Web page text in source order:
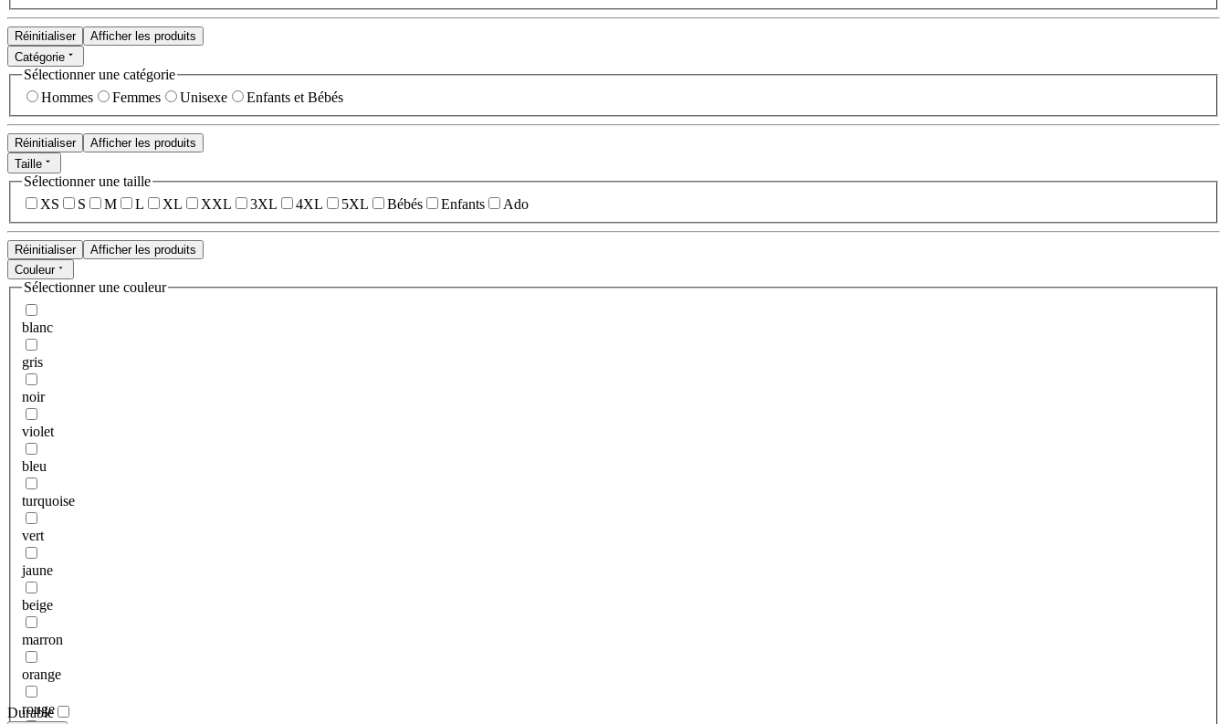
Réinitialiser
Afficher les produits
Catégorie
Sélectionner une catégorie
Hommes
Femmes Unisexe Enfants et Bébés
Réinitialiser
Afficher les produits
Taille
Sélectionner une taille
XS
S M L XL XXL 3XL 4XL 5XL Bébés Enfants Ado
Réinitialiser
Afficher les produits
Couleur
Sélectionner une couleur
blanc
gris
noir
violet
bleu
turquoise
vert
jaune
beige
marron
orange
rouge
Durable